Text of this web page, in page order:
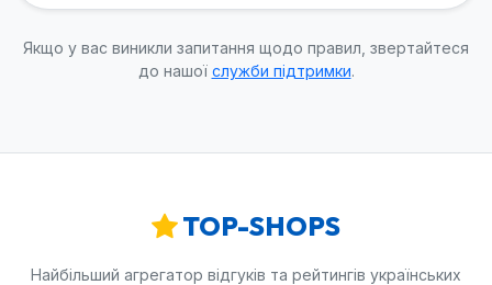
Якщо у вас виникли запитання щодо правил, звертайтеся
до нашої служби підтримки.
TOP-SHOPS
Найбільший агрегатор відгуків та рейтингів українських